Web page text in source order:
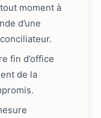
moment à
d’une
fin d’office
de la